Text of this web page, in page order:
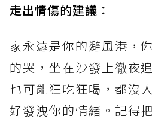
走出情傷的建議 ：
家永遠是你的避風港，
的哭，坐在沙發上徹夜
也可能狂吃狂喝，都沒
好發洩你的情緒。記得